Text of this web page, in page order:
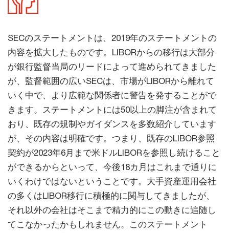
SECのステートメントは、2019年のステートメントの
内容を拡大したものです。LIBORからの移行は大部分
が銀行監督当局のリードによって進められてきました
が、監督範囲の広いSECは、市場がLIBORから離れて
いく中で、より広範な関係者に警告を発することがで
きます。ステートメントには50以上の脚注が含まれて
おり、既存の規制やガイダンスを多数紹介しています
が、その内容は明確です。つまり、既存のLIBOR参照
契約が2023年6月まで米ドルLIBORを参照し続けること
ができるからといって、今後18カ月はこれまで通りに
いくわけではないということです。大手資産運用会社
の多くはLIBOR移行に積極的に関与してきましたが、
それ以外の会社はそこまで精力的にこの動きに追随し
てこなかったかもしれません。このステートメント